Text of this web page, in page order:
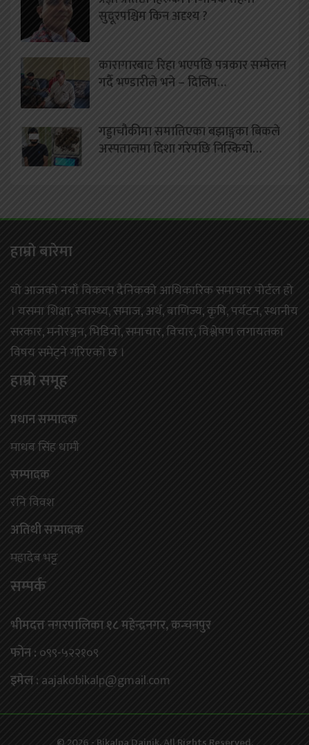
सुदूरपश्चिम किन अदृश्य ?
कारागारबाट रिहा भएपछि पत्रकार सम्मेलन
गर्दै भण्डारीले भने – दिलिप…
गड्डाचौकीमा समातिएका बझाङ्गका बिकले
अस्पतालमा दिशा गरेपछि निस्कियो…
हाम्राे बारेमा
यो आजको नयाँ विकल्प दैनिकको आधिकारिक समाचार पोर्टल हो
। यसमा शिक्षा, स्वास्थ्य, समाज, अर्थ, बाणिज्य, कृषि, पर्यटन, स्थानीय
सरकार, मनोरञ्जन, भिडियो, समाचार, विचार, विश्लेषण लगायतका
विषय समेट्ने गरिएको छ ।
हाम्राे समूह
प्रधान सम्पादक
माधब सिंह धामी
सम्पादक
रनि विवश
अतिथी सम्पादक
महादेब भट्ट
सम्पर्क
भीमदत्त नगरपालिका १८ महेन्द्रनगर, कन्चनपुर
फोन : ०९९-५२२१०९
इमेल : aajakobikalp@gmail.com